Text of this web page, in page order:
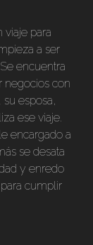
viaje para
a ser
encuentra
negocios con
su esposa,
ese viaje.
encargado a
se desata
y enredo
cumplir